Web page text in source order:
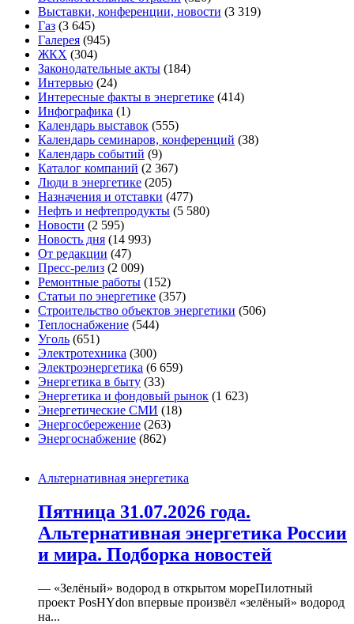
Выставки, конференции, новости (3 319)
Газ (3 645)
Галерея (945)
ЖКХ (304)
Законодательные акты (184)
Интервью (24)
Интересные факты в энергетике (414)
Инфографика (1)
Календарь выставок (555)
Календарь семинаров, конференций (38)
Календарь событий (9)
Каталог компаний (2 367)
Люди в энергетике (205)
Назначения и отставки (477)
Нефть и нефтепродукты (5 580)
Новости (2 595)
Новость дня (14 993)
От редакции (47)
Пресс-релиз (2 009)
Ремонтные работы (152)
Статьи по энергетике (357)
Строительство объектов энергетики (506)
Теплоснабжение (544)
Уголь (651)
Электротехника (300)
Электроэнергетика (6 659)
Энергетика в быту (33)
Энергетика и фондовый рынок (1 623)
Энергетические СМИ (18)
Энергосбережение (263)
Энергоснабжение (862)
Альтернативная энергетика
Пятница 31.07.2026 года.
Альтернативная энергетика России
и мира. Подборка новостей
— «Зелёный» водород в открытом мореПилотный
проект PosHYdon впервые произвёл «зелёный» водород
на...